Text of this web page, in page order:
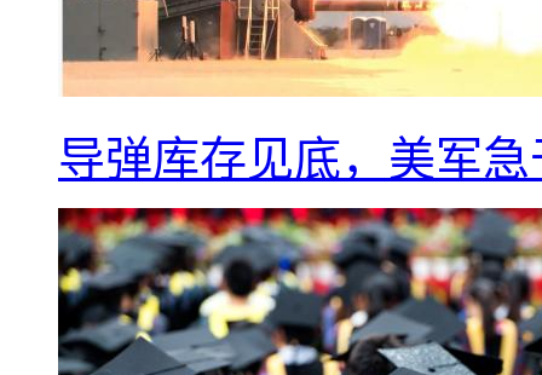
导弹库存见底，美军